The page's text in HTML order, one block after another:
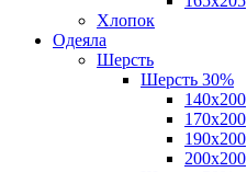
Хлопок
Одеяла
Шерсть
Шерсть 30%
140х200
170х200
190х200
200х200